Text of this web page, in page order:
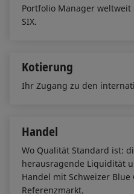
Portfolio Manager
SIX.
Kotierung
Ihr Zugang zu den
Handel
Wo Qualität Standard ist:
herausragende Liquidität
Handel mit Schweizer
Referenzmarkt.